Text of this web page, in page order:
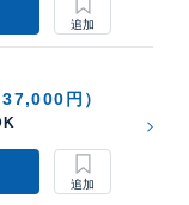
37,000円）